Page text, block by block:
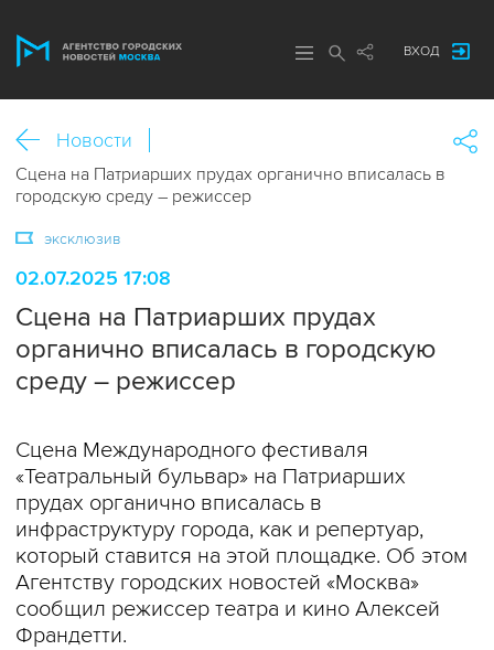
ВХОД
Новости
Сцена на Патриарших прудах органично вписалась в
городскую среду – режиссер
эксклюзив
02.07.2025 17:08
Сцена на Патриарших прудах
органично вписалась в городскую
среду – режиссер
Сцена Международного фестиваля
«Театральный бульвар» на Патриарших
прудах органично вписалась в
инфраструктуру города, как и репертуар,
который ставится на этой площадке. Об этом
Агентству городских новостей «Москва»
сообщил режиссер театра и кино Алексей
Франдетти.